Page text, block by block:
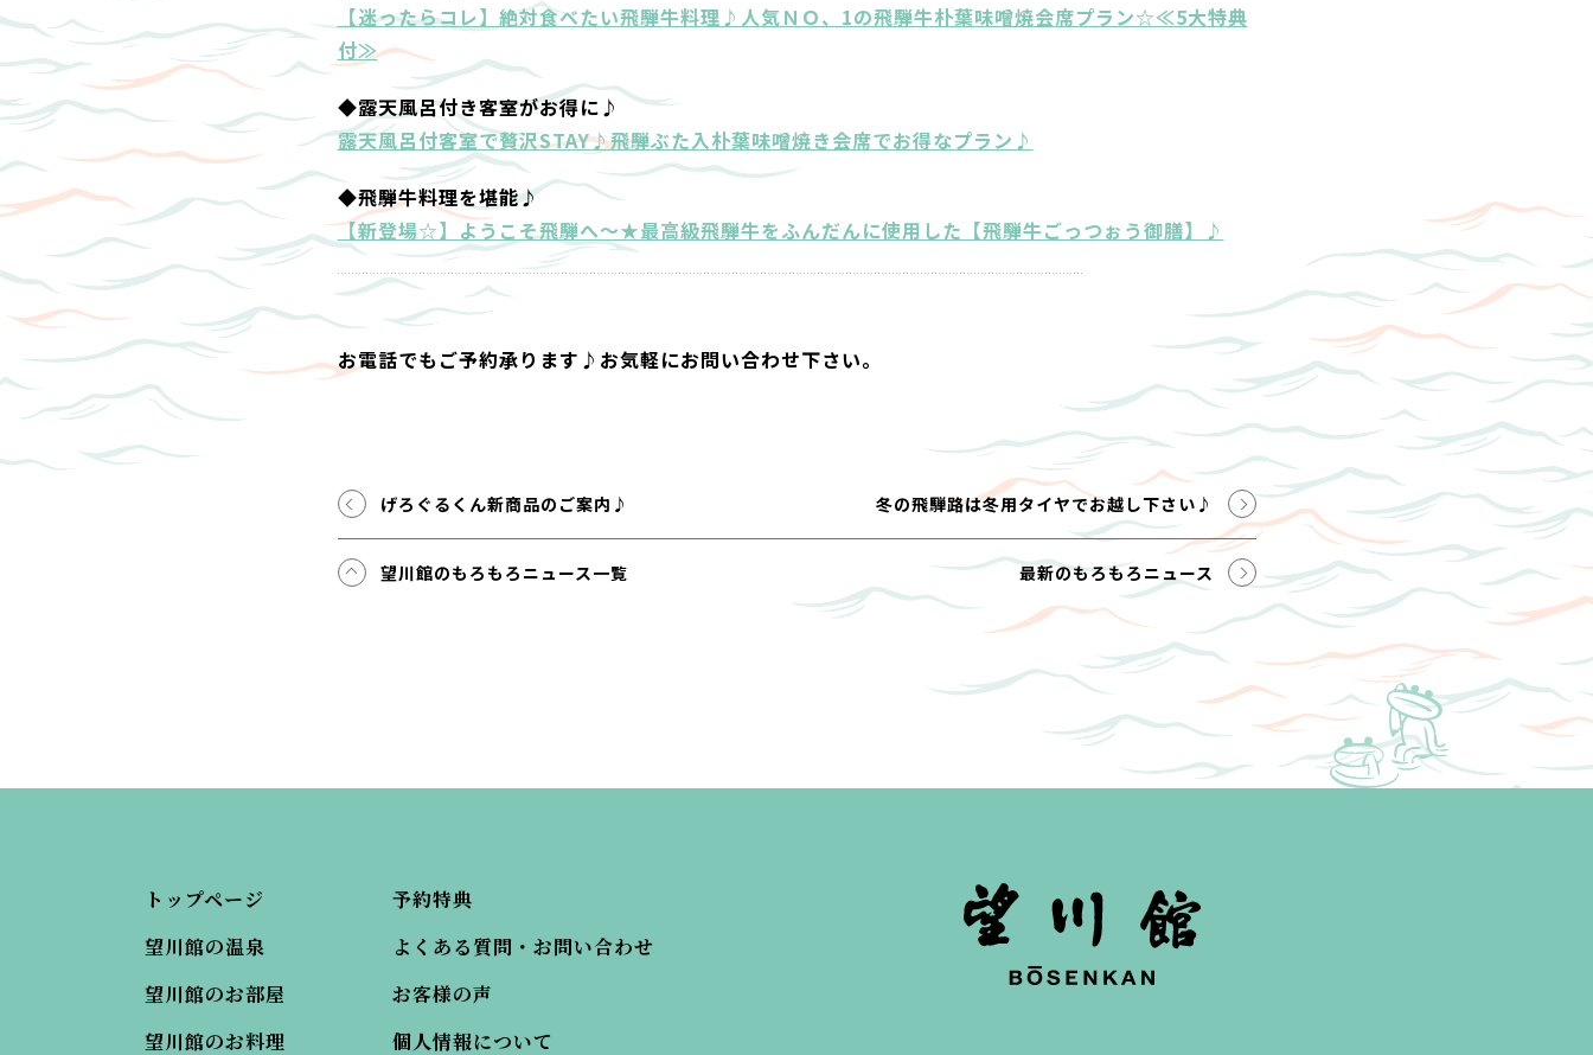
【迷ったらコレ】絶対食べたい飛騨牛料理♪人気ＮＯ、1の飛騨牛朴葉味噌焼会席プラン☆≪5大特典
付≫
◆露天風呂付き客室がお得に♪
露天風呂付客室で贅沢STAY♪飛騨ぶた入朴葉味噌焼き会席でお得なプラン♪
◆飛騨牛料理を堪能♪
【新登場☆】ようこそ飛騨へ～★最高級飛騨牛をふんだんに使用した【飛騨牛ごっつぉう御膳】♪
お電話でもご予約承ります♪お気軽にお問い合わせ下さい。
げろぐるくん新商品のご案内♪ 冬の飛騨路は冬用タイヤでお越し下さい♪
望川館のもろもろニュース一覧 最新のもろもろニュース
トップページ
望川館の温泉
望川館のお部屋
望川館のお料理
予約特典
よくある質問・お問い合わせ
お客様の声
個人情報について